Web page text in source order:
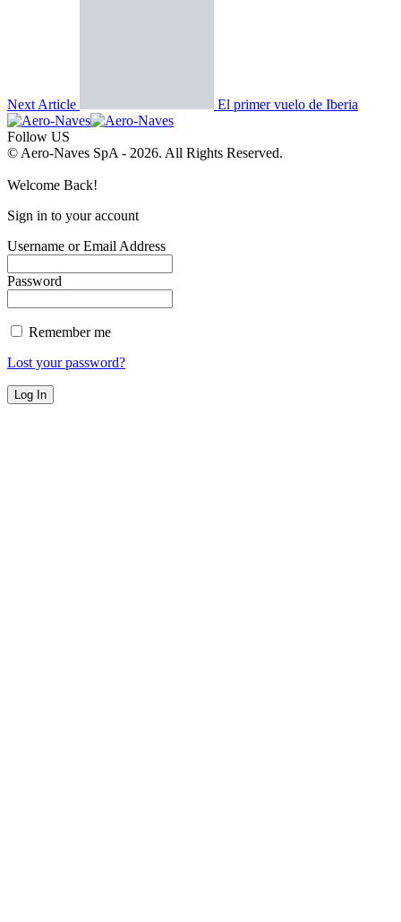
Next Article El primer vuelo de Iberia
Follow US
© Aero-Naves SpA - 2026. All Rights Reserved.
Welcome Back!
Sign in to your account
Username or Email Address
Password
Remember me
Lost your password?